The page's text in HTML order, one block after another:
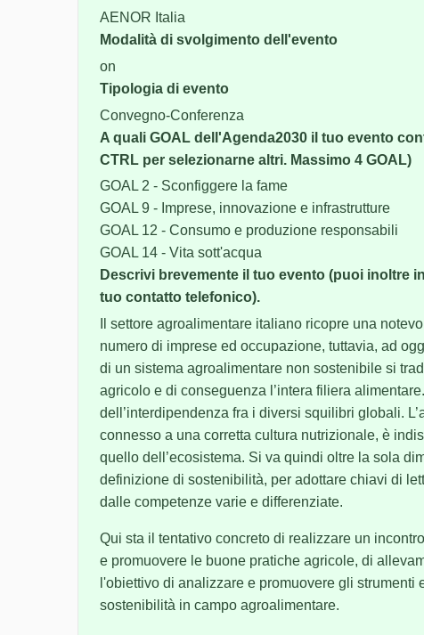
AENOR Italia
Modalità di svolgimento dell'evento
on
Tipologia di evento
Convegno-Conferenza
A quali GOAL dell'Agenda2030 il tuo evento
CTRL per selezionarne altri. Massimo 4 GOAL)
GOAL 2 - Sconfiggere la fame
GOAL 9 - Imprese, innovazione e infrastrutture
GOAL 12 - Consumo e produzione responsabili
GOAL 14 - Vita sott'acqua
Descrivi brevemente il tuo evento (puoi inoltre
tuo contatto telefonico).
Il settore agroalimentare italiano ricopre una
numero di imprese ed occupazione, tuttavia, ad
di un sistema agroalimentare non sostenibile si
agricolo e di conseguenza l’intera filiera
dell’interdipendenza fra i diversi squilibri globali.
connesso a una corretta cultura nutrizionale, è
quello dell’ecosistema. Si va quindi oltre la sola
definizione di sostenibilità, per adottare chiavi di
dalle competenze varie e differenziate.
Qui sta il tentativo concreto di realizzare un
e promuovere le buone pratiche agricole, di
l'obiettivo di analizzare e promuovere gli
sostenibilità in campo agroalimentare.